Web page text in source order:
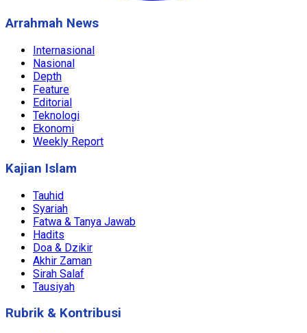
Arrahmah News
Internasional
Nasional
Depth
Feature
Editorial
Teknologi
Ekonomi
Weekly Report
Kajian Islam
Tauhid
Syariah
Fatwa & Tanya Jawab
Hadits
Doa & Dzikir
Akhir Zaman
Sirah Salaf
Tausiyah
Rubrik & Kontribusi